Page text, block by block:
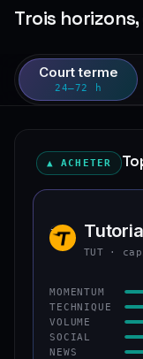
Trois
Court terme
24–72 h
▲ ACHETER
TUT
TUT ·
MOMENTUM
TECHNIQUE
VOLUME
SOCIAL
NEWS